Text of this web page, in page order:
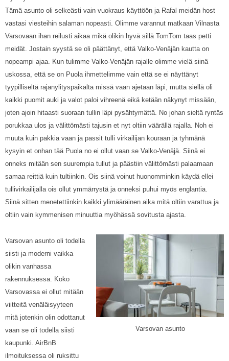
Tämä asunto oli selkeästi vain vuokraus käyttöön ja Rafal meidän host
vastasi viesteihin salaman nopeasti. Olimme varannut matkaan Vilnasta
Varsovaan ihan reilusti aikaa mikä olikin hyvä sillä TomTom taas petti
meidät. Jostain syystä se oli päättänyt, että Valko-Venäjän kautta on
nopeampi ajaa. Kun tulimme Valko-Venäjän rajalle olimme vielä siinä
uskossa, että se on Puola ihmettelimme vain että se ei näyttänyt
tyypilliseltä rajanylityspaikalta missä vaan ajetaan läpi, mutta siellä oli
kaikki puomit auki ja valot paloi vihreenä eikä ketään näkynyt missään,
joten ajoin hitaasti suoraan tullin läpi pysähtymättä. No johan sieltä ryntäs
porukkaa ulos ja välittömästi tajusin et nyt oltiin väärällä rajalla. Noh ei
muuta kuin pakkia vaan ja passit tulli virkailijan kouraan ja tyhmänä
kysyin et onhan tää Puola no ei ollut vaan se Valko-Venäjä. Siinä ei
onneks mitään sen suurempia tullut ja päästiin välittömästi palaamaan
samaa reittiä kuin tultiinkin. Ois siinä voinut huonomminkin käydä ellei
tullivirkailijalla ois ollut ymmärrystä ja onneksi puhui myös englantia.
Siinä sitten menetettiinkin kaikki ylimääräinen aika mitä oltiin varattua ja
oltiin vain kymmenisen minuuttia myöhässä sovitusta ajasta.
Varsovan asunto
Varsovan asunto oli todella
siisti ja moderni vaikka
olikin vanhassa
rakennuksessa. Koko
Varsovassa ei ollut mitään
viitteitä venäläisyyteen
mitä jotenkin olin odottanut
vaan se oli todella siisti
kaupunki. AirBnB
ilmoituksessa oli ruksittu